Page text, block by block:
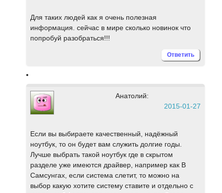
Для таких людей как я очень полезная
информация. сейчас в мире сколько новинок что
попробуй разобраться!!!
Ответить
Анатолий:
2015-01-27
Если вы выбираете качественный, надёжный
ноутбук, то он будет вам служить долгие годы.
Лучше выбрать такой ноутбук где в скрытом
разделе уже имеются драйвер, например как В
Самсунгах, если система слетит, то можно на
выбор какую хотите систему ставите и отдельно с